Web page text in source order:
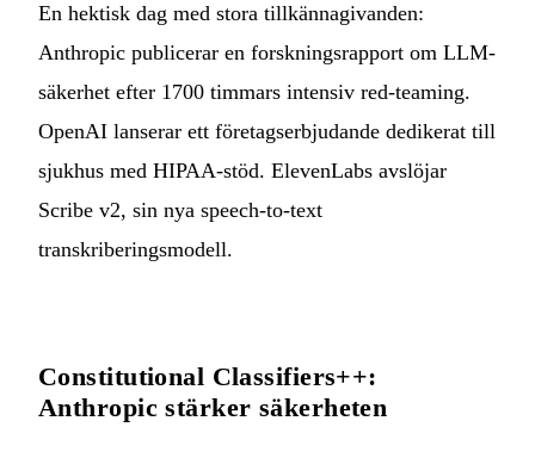
En hektisk dag med stora tillkännagivanden:
Anthropic publicerar en forskningsrapport om LLM-
säkerhet efter 1700 timmars intensiv red-teaming.
OpenAI lanserar ett företagserbjudande dedikerat till
sjukhus med HIPAA-stöd. ElevenLabs avslöjar
Scribe v2, sin nya speech-to-text
transkriberingsmodell.
Constitutional Classifiers++:
Anthropic stärker säkerheten